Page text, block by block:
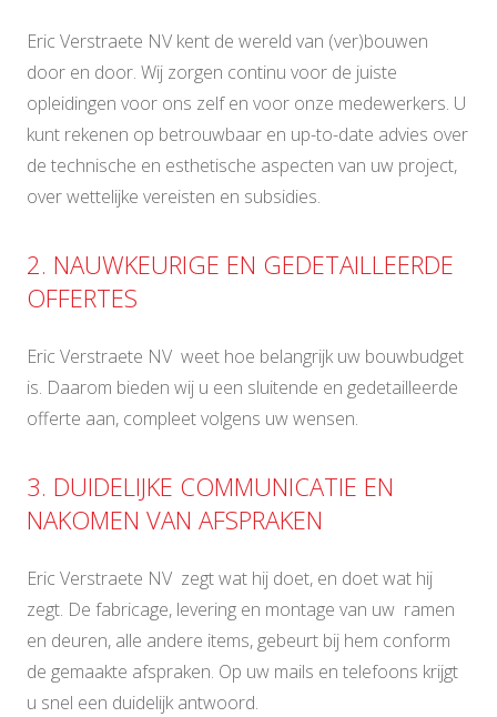
Eric Verstraete NV kent de wereld van (ver)bouwen
door en door. Wij zorgen continu voor de juiste
opleidingen voor ons zelf en voor onze medewerkers. U
kunt rekenen op betrouwbaar en up-to-date advies over
de technische en esthetische aspecten van uw project,
over wettelijke vereisten en subsidies.
2. NAUWKEURIGE EN GEDETAILLEERDE
OFFERTES
Eric Verstraete NV weet hoe belangrijk uw bouwbudget
is. Daarom bieden wij u een sluitende en gedetailleerde
offerte aan, compleet volgens uw wensen.
3. DUIDELIJKE COMMUNICATIE EN
NAKOMEN VAN AFSPRAKEN
Eric Verstraete NV zegt wat hij doet, en doet wat hij
zegt. De fabricage, levering en montage van uw ramen
en deuren, alle andere items, gebeurt bij hem conform
de gemaakte afspraken. Op uw mails en telefoons krijgt
u snel een duidelijk antwoord.